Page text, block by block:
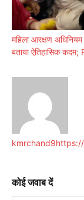
महिला आरक्षण
बताया ऐतिहासिक
kmrchand9
कोई जवाब दें